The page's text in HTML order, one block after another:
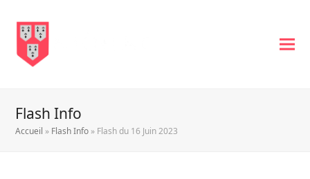
Flash Info
Accueil » Flash Info » Flash du 16 Juin 2023